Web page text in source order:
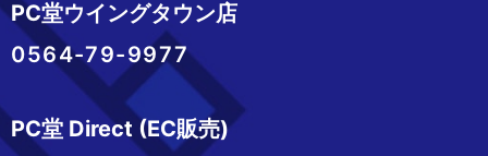
PC堂ウイングタウン店
0564-79-9977
PC堂 Direct (EC販売)